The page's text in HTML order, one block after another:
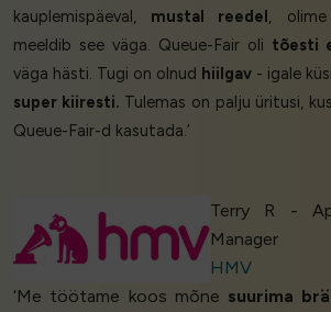
kauplemispäeval, mustal reedel ,
meeldib see väga. Queue-Fair oli tõesti
väga hästi. Tugi on olnud hiilgav - igale
super kiiresti. Tulemas on palju üritusi,
Queue-Fair-d kasutada.’
Terry R -
Manager
HMV
‘Me töötame koos mõne suurima